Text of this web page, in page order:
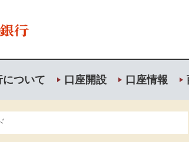
ついて 口座開設 口座情報